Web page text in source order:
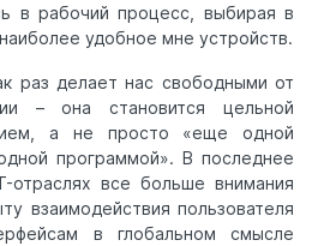
в рабочий процесс, выбирая в
удобное мне устройств.
раз делает нас свободными от
– она становится цельной
а не просто «еще одной
программой». В последнее
все больше внимания
взаимодействия пользователя
в глобальном смысле